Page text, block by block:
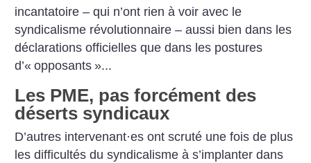
incantatoire – qui n’ont rien à voir avec le
syndicalisme révolutionnaire – aussi bien dans les
déclarations officielles que dans les postures
d’« opposants »...
Les PME, pas forcément des
déserts syndicaux
D’autres intervenant·es ont scruté une fois de plus
les difficultés du syndicalisme à s’implanter dans